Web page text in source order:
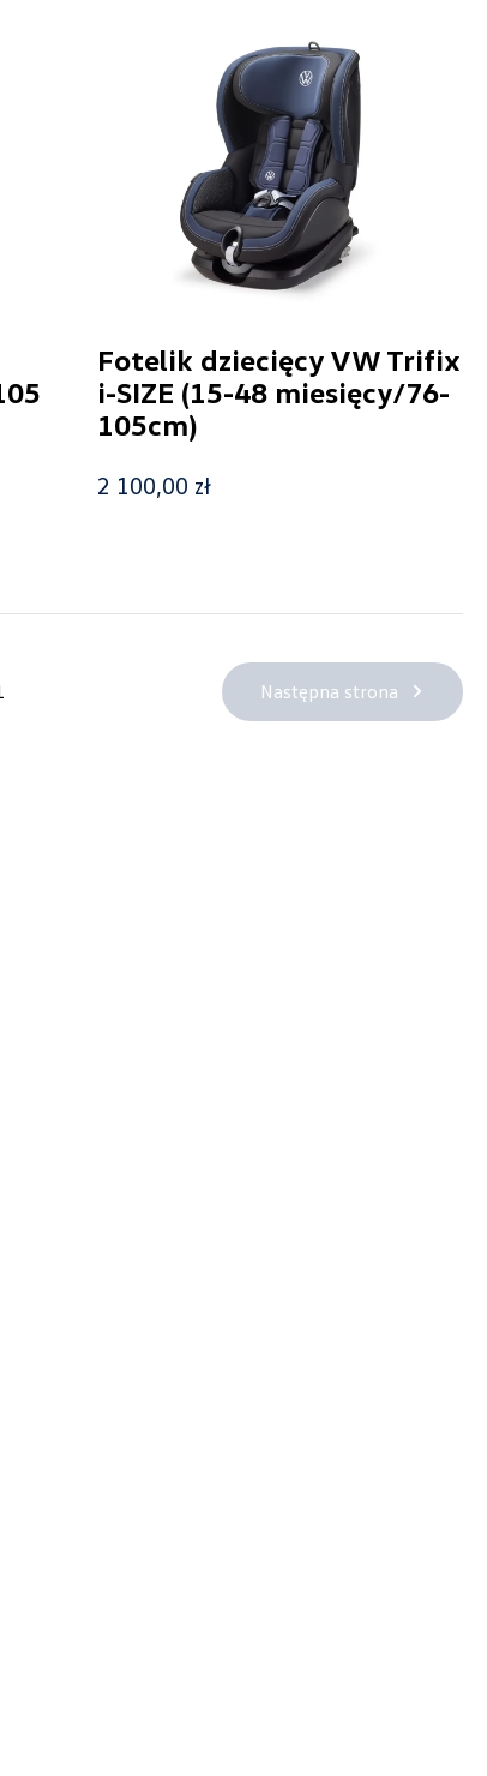
Fotelik dziecięcy VW Trifix
i-SIZE (15-48 miesięcy/76-
105cm)
2 100,00 zł
Następna strona